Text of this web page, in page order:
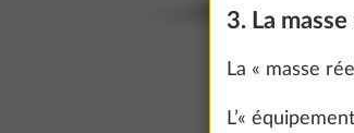
3. La
La « masse
L’«